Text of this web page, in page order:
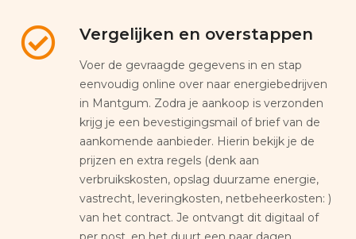
Vergelijken en overstappen
Voer de gevraagde gegevens in en stap
eenvoudig online over naar energiebedrijven
in Mantgum. Zodra je aankoop is verzonden
krijg je een bevestigingsmail of brief van de
aankomende aanbieder. Hierin bekijk je de
prijzen en extra regels (denk aan
verbruikskosten, opslag duurzame energie,
vastrecht, leveringkosten, netbeheerkosten: )
van het contract. Je ontvangt dit digitaal of